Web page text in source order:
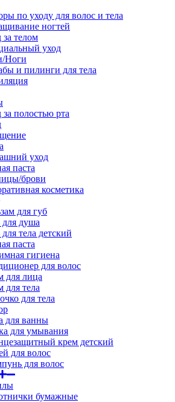
по уходу для волос и тела
ногтей
за телом
уход
Ноги
и пилинги для тела
за полостью рта
уход
паста
брови
косметика
для губ
для душа
для тела детский
паста
гигиена
для волос
для лица
для тела
для тела
для ванны
для умывания
крем детский
для волос
для волос
бумажные